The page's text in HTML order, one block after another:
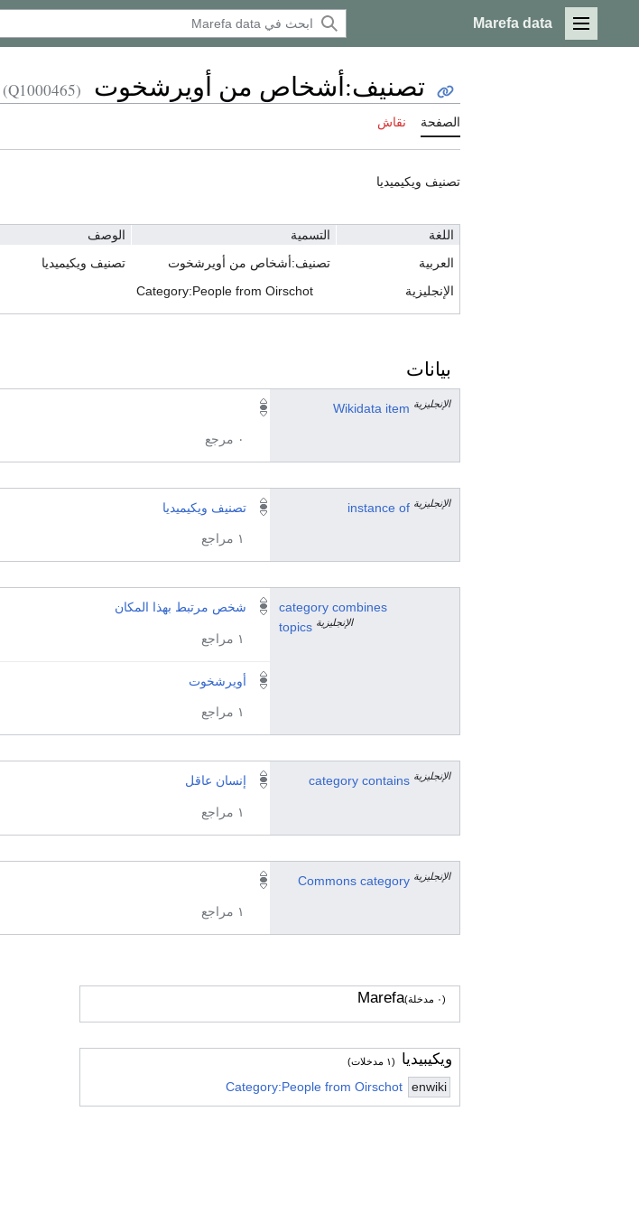
القائمة الرئيسية
Marefa data
تصنيف:أشخاص من أويرشخوت (Q1000465)
الصفحة نقاش
تصنيف ويكيميديا
اللغة التسمية الوصف
العربية
تصنيف:أشخاص من أويرشخوت
تصنيف ويكيميديا
الإنجليزية
Category:People from Oirschot
بيانات
Wikidata item الإنجليزية
٠ مرجع
instance of الإنجليزية تصنيف ويكيميديا
١ مراجع
category combines
topics الإنجليزية
شخص مرتبط بهذا المكان
١ مراجع
أويرشخوت
١ مراجع
category contains الإنجليزية إنسان عاقل
١ مراجع
Commons category الإنجليزية
١ مراجع
Marefa (٠ مدخلة)
ويكيبيديا (١ مدخلات)
enwiki
Category:People from Oirschot